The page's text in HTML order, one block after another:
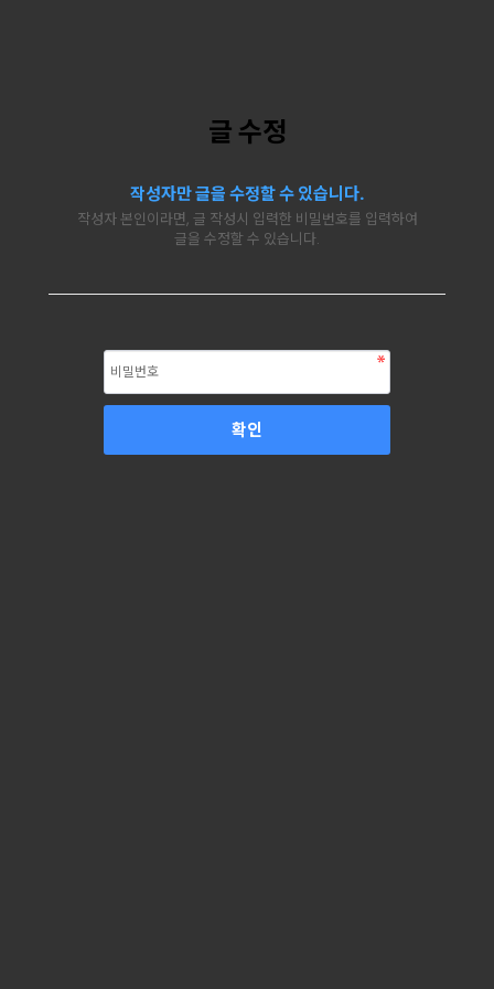
글 수정
작성자만 글을 수정할 수 있습니다.
작성자 본인이라면, 글 작성시 입력한 비밀번호를 입력하여
글을 수정할 수 있습니다.